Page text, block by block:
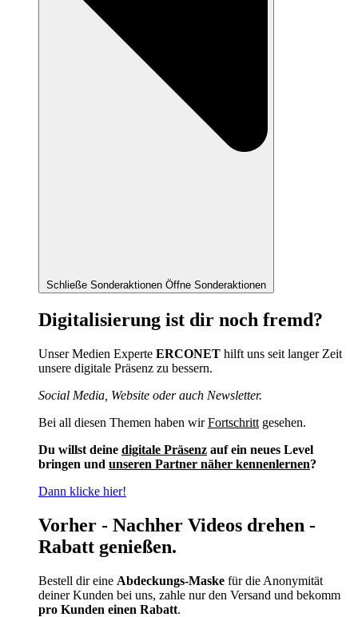
Schließe Sonderaktionen Öffne Sonderaktionen
Digitalisierung ist dir noch fremd?
Unser Medien Experte ERCONET hilft uns seit langer Zeit
unsere digitale Präsenz zu bessern.
Social Media, Website oder auch Newsletter.
Bei all diesen Themen haben wirFortschritt gesehen.
Du willst deine digitale Präsenz auf ein neues Level
bringen und unseren Partner näher kennenlernen?
Dann klicke hier!
Vorher - Nachher Videos drehen -
Rabatt genießen.
Bestell dir eine Abdeckungs-Maske für die Anonymität
deiner Kunden bei uns, zahle nur den Versand und bekomm
pro Kunden einen Rabatt.